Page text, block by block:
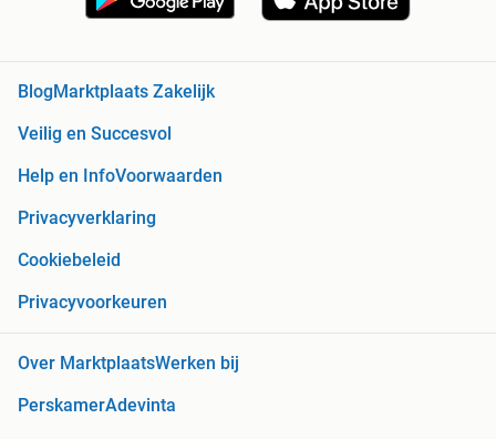
BlogMarktplaats Zakelijk
Veilig en Succesvol
Help en InfoVoorwaarden
Privacyverklaring
Cookiebeleid
Privacyvoorkeuren
Over MarktplaatsWerken bij
PerskamerAdevinta